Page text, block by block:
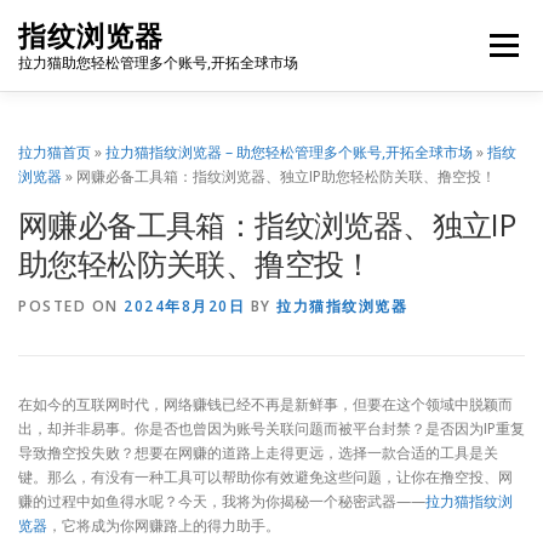
content
指纹浏览器
拉力猫助您轻松管理多个账号,开拓全球市场
Menu
联系我们 免费注册 账号登录 软件下载
拉力猫首页»拉力猫指纹浏览器 – 助您轻松管理多个账号,开拓全球市场»指纹
浏览器» 网赚必备工具箱：指纹浏览器、独立IP助您轻松防关联、撸空投！
网赚必备工具箱：指纹浏览器、独立IP
助您轻松防关联、撸空投！
POSTED ON 2024年8月20日 BY 拉力猫指纹浏览器
在如今的互联网时代，网络赚钱已经不再是新鲜事，但要在这个领域中脱颖而
出，却并非易事。你是否也曾因为账号关联问题而被平台封禁？是否因为IP重复
导致撸空投失败？想要在网赚的道路上走得更远，选择一款合适的工具是关
键。那么，有没有一种工具可以帮助你有效避免这些问题，让你在撸空投、网
赚的过程中如鱼得水呢？今天，我将为你揭秘一个秘密武器——拉力猫指纹浏
览器 ，它将成为你网赚路上的得力助手。